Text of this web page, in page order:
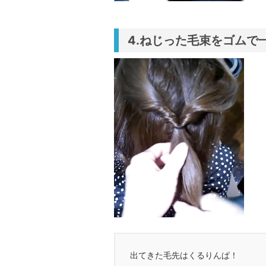
4.ねじった毛束をゴムで
出てきた毛先はくるりんぱ！